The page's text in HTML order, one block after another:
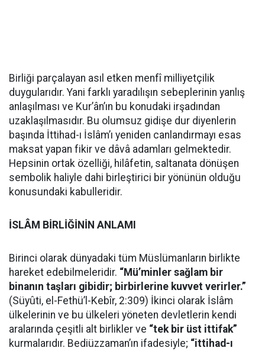
Birliği parçalayan asıl etken menfî milliyetçilik
duygularıdır. Yani farklı yaradılışın sebeplerinin yanlış
anlaşılması ve Kur’ân’ın bu konudaki irşadından
uzaklaşılmasıdır. Bu olumsuz gidişe dur diyenlerin
başında İttihad-ı İslâm’ı yeniden canlandırmayı esas
maksat yapan fikir ve dâvâ adamları gelmektedir.
Hepsinin ortak özelliği, hilâfetin, saltanata dönüşen
sembolik haliyle dahi birleştirici bir yönünün olduğu
konusundaki kabulleridir.
İSLÂM BİRLİĞİNİN ANLAMI
Birinci olarak dünyadaki tüm Müslümanların birlikte
hareket edebilmeleridir. “Mü’minler sağlam bir
binanın taşları gibidir; birbirlerine kuvvet verirler.”
(Süyûti, el-Fethü’l-Kebîr, 2:309) İkinci olarak İslâm
ülkelerinin ve bu ülkeleri yöneten devletlerin kendi
aralarında çeşitli alt birlikler ve “tek bir üst ittifak”
kurmalarıdır. Bediüzzaman’ın ifadesiyle; “ittihad-ı